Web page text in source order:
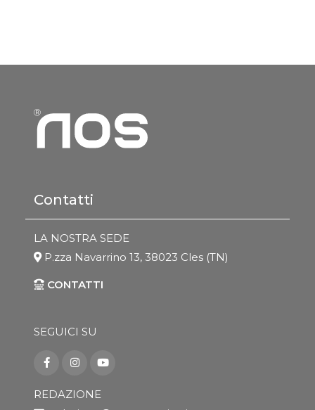
Contatti
LA NOSTRA SEDE
P.zza Navarrino 13, 38023 Cles (TN)
CONTATTI
SEGUICI SU
REDAZIONE